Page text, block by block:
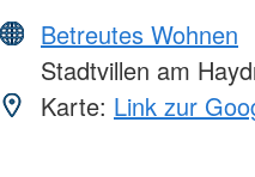
Betreutes Wohnen
Stadtvillen am
Karte: Link zur